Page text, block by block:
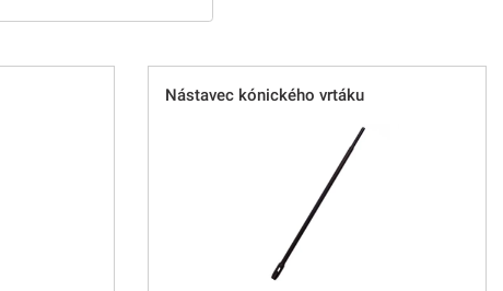
Nástavec kónického vrtáku